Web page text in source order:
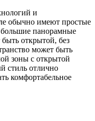
и
обычно имеют простые
панорамные
открытой, без
может быть
зоны с открытой
стиль отлично
комфортабельное